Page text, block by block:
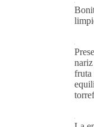
nariz
fruta